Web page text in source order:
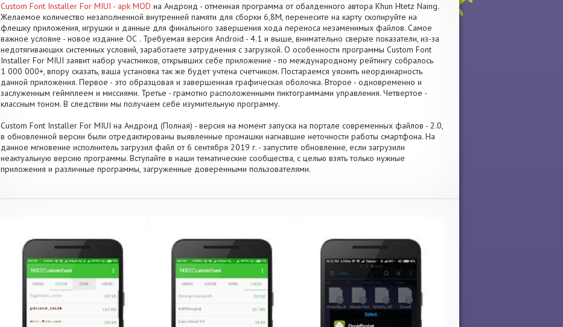
Custom Font Installer For MIUI - apk MOD на Андроид - отменная программа от обалденного автора Khun Htetz Naing.
Желаемое количество незаполненной внутренней памяти для сборки 6,8M, перенесите на карту скопируйте на
флешку приложения, игрушки и данные для финального завершения хода переноса незаменимых файлов. Самое
важное условие - новое издание ОС . Требуемая версия Android - 4.1 и выше, внимательно сверьте показатели, из-за
недотягивающих системных условий, заработаете затруднения с загрузкой. О особенности программы Custom Font
Installer For MIUI заявит набор участников, открывших себе приложение - по международному рейтингу собралось
1 000 000+, впору сказать, ваша установка так же будет учтена счетчиком. Постараемся уяснить неординарность
данной приложения. Первое - это образцовая и завершенная графическая оболочка. Второе - одновременно и
заслуженным геймплеем и миссиями. Третье - грамотно расположенными пиктограммами управления. Четвертое -
классным тоном. В следствии мы получаем себе изумительную программу.
Custom Font Installer For MIUI на Андроид (Полная) - версия на момент запуска на портале современных файлов - 2.0,
в обновленной версии были отредактированы выявленные промашки нагнавшие неточности работы смартфона. На
данное мгновение исполнитель загрузил файл от 6 сентября 2019 г. - запустите обновление, если загрузили
неактуальную версию программы. Вступайте в наши тематические сообщества, с целью взять только нужные
приложения и различные программы, загруженные доверенными пользователями.